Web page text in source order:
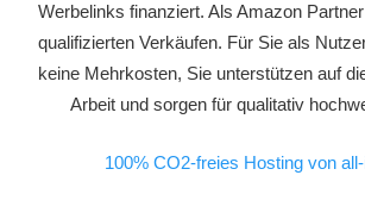
Werbelinks finanziert. Als Amazon
qualifizierten Verkäufen. Für Sie als
keine Mehrkosten, Sie unterstützen auf
Arbeit und sorgen für qualitativ
100% CO2-freies Hosting von